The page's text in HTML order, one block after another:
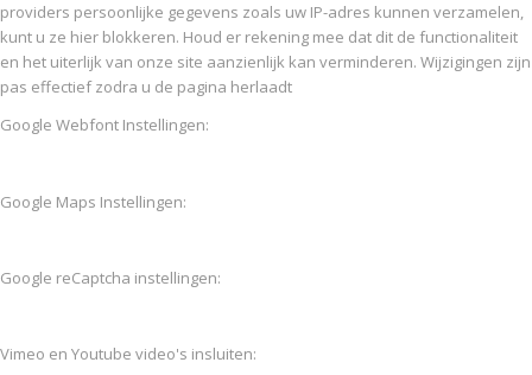
providers persoonlijke gegevens zoals uw IP-adres kunnen verzamelen,
kunt u ze hier blokkeren. Houd er rekening mee dat dit de functionaliteit
en het uiterlijk van onze site aanzienlijk kan verminderen. Wijzigingen zijn
pas effectief zodra u de pagina herlaadt
Google Webfont Instellingen:
Google Maps Instellingen:
Google reCaptcha instellingen:
Vimeo en Youtube video's insluiten: